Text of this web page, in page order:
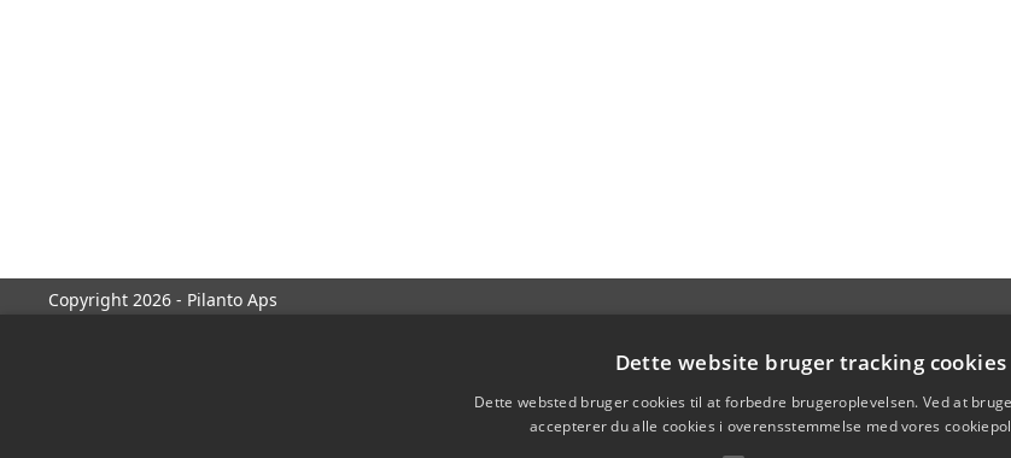
Copyright 2026 - Pilanto Aps
Dette website bruger tracking cookies
Dette websted bruger cookies til at forbedre brugeroplevelsen. Ved at
accepterer du alle cookies i overensstemmelse med vores